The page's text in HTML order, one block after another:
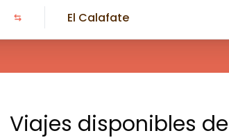
Viajes disponibles de